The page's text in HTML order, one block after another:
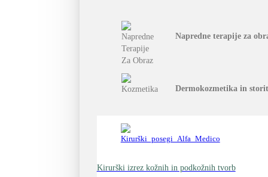
Napredne terapije za
Dermokozmetika in
Kirurški izrez kožnih in podkožnih tvorb